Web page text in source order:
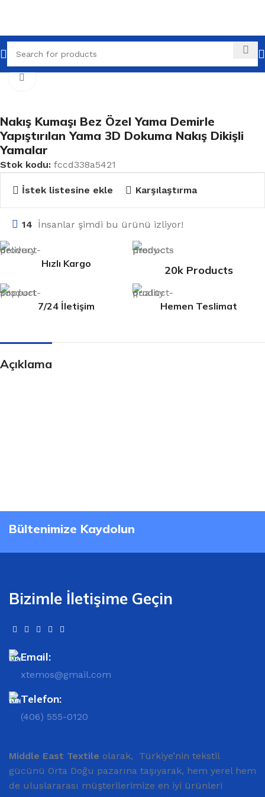
Sayfa Tüm Ürünler Nakışlı Yamalar
Nakış Kumaşı Bez Özel Yama Demirle
Yapıştırılan Yama 3D Dokuma Nakış Dikişli
Yamalar
Stok kodu: fccd338a5421
İstek listesine ekle Karşılaştırma
14 İnsanlar şimdi bu ürünü izliyor!
Hızlı Kargo 20k Products
7/24 İletişim Hemen Teslimat
Açıklama
Bültenimize Kaydolun
Bizimle İletişime Geçin
Email:
xtemos@gmail.com
Telefon:
(406) 555-0120
Middle East Textile olarak, Türkiye’nin tekstil
gücünü Orta Doğu pazarına taşıyarak, hem yerel hem
de uluslararası müşterilerimize en iyi ürünleri